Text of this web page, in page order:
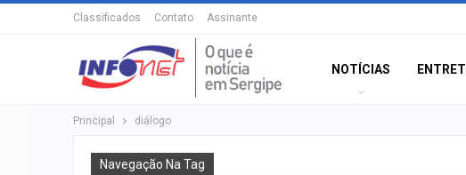
Classificados Contato Assinante
NOTÍCIAS
Principal diálogo
Navegação Na Tag